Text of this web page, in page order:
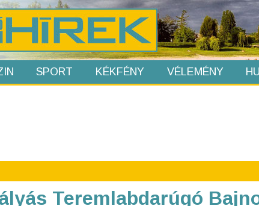
SPORT KÉKFÉNY VÉLEMÉNY
Teremlabdarúgó